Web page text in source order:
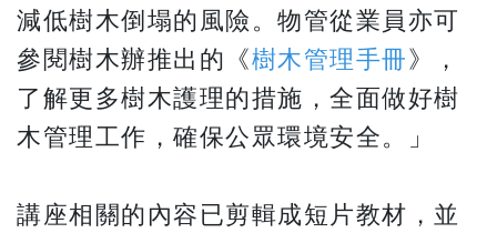
減低樹木倒塌的風險。物管從業員亦可
參閱樹木辦推出的《樹木管理手冊》，
了解更多樹木護理的措施，全面做好樹
木管理工作，確保公眾環境安全。」
講座相關的內容已剪輯成短片教材，並